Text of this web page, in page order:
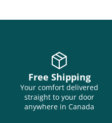
package_2
Free Shipping
Your comfort delivered
straight to your door
anywhere in Canada